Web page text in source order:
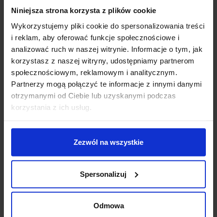
Niniejsza strona korzysta z plików cookie
Wykorzystujemy pliki cookie do spersonalizowania treści
i reklam, aby oferować funkcje społecznościowe i
analizować ruch w naszej witrynie. Informacje o tym, jak
korzystasz z naszej witryny, udostępniamy partnerom
społecznościowym, reklamowym i analitycznym.
Partnerzy mogą połączyć te informacje z innymi danymi
otrzymanymi od Ciebie lub uzyskanymi podczas
korzystania z ich usług.
Zezwól na wszystkie
Spersonalizuj
Odmowa
Źródło światła 1 x GX53
Moc max 9W
Napięcie 220-240V ~50/60Hz
Długość 12 cm
Szerokość 6,2 cm
Wysokość 12 cm
Strumień świetlny uzależniony od żarówki
Klasa ochrony I
Klasa szczelności IP44
Kolor antracyt
Informacje dodatkowe:
Brak żarówki w komplecie
Długość przewodu zasilającego 150 cm